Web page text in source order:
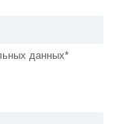
данных*